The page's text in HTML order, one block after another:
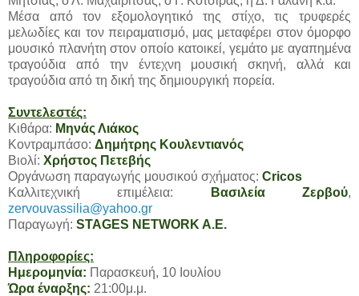
Μέσα από τον εξομολογητικό της στίχο, τις τρυφερές
μελωδίες και τον πειραματισμό, μας μεταφέρει στον όμορφο
μουσικό πλανήτη στον οποίο κατοικεί, γεμάτο με αγαπημένα
τραγούδια από την έντεχνη μουσική σκηνή, αλλά και
τραγούδια από τη δική της δημιουργική πορεία.
Συντελεστές:
Κιθάρα: Μηνάς Λιάκος
Κοντραμπάσο: Δημήτρης Κουλεντιανός
Βιολί: Χρήστος Πετεβής
Οργάνωση παραγωγής μουσικού σχήματος: Cricos
Καλλιτεχνική επιμέλεια: Βασιλεία Ζερβού,
zervouvassilia@yahoo.gr
Παραγωγή: STAGES NETWORK A.E.
Πληροφορίες:
Ημερομηνία: Παρασκευή, 10 Ιουλίου
Ώρα έναρξης: 21:00μ.μ.